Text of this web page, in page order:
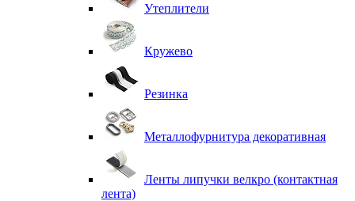
Утеплители
Кружево
Резинка
Металлофурнитура декоративная
Ленты липучки велкро (контактная
лента)